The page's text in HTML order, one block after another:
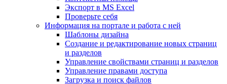
Экспорт в MS Excel
Проверьте себя
Информация на портале и работа с ней
Шаблоны дизайна
Создание и редактирование новых страниц
и разделов
Управление свойствами страниц и разделов
Управление правами доступа
Загрузка и поиск файлов